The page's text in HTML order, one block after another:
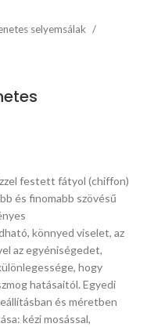
selyemsálak
festett fátyol (chiffon)
és finomabb szövésű
könnyed viselet, az
az egyéniségedet,
hogy
hatásaitól. Egyedi
és méretben
kézi mosással,